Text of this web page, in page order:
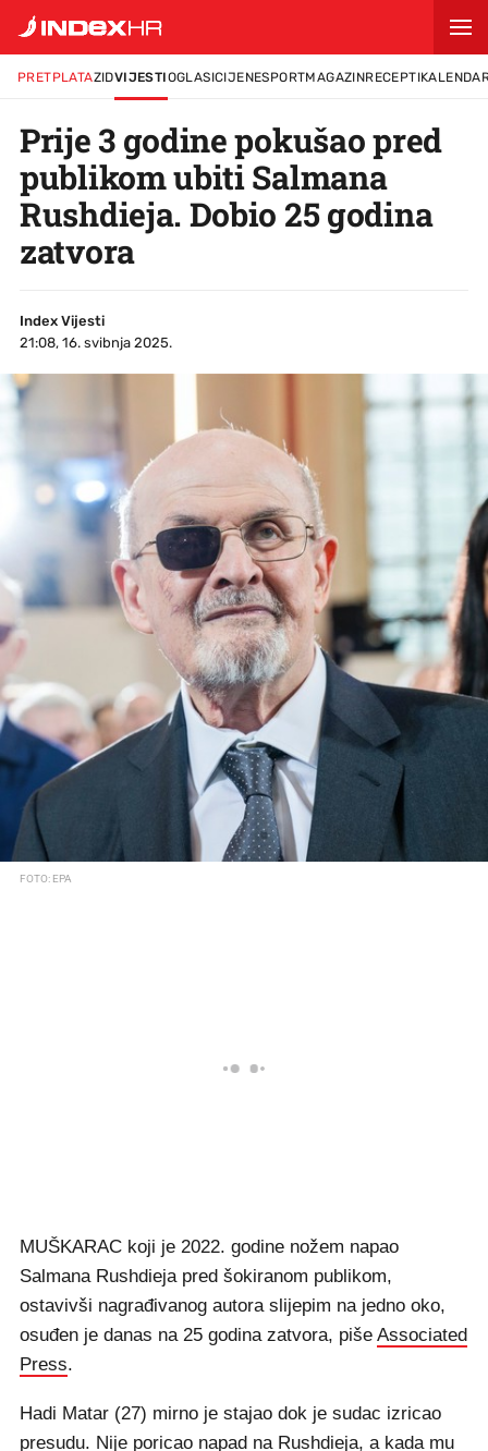
PRETPLATAZIDVIJESTIOGLASICIJENESPORTMAGAZINRECEPTI
Prije 3 godine pokušao pred
publikom ubiti Salmana
Rushdieja. Dobio 25 godina
zatvora
Index Vijesti
21:08, 16. svibnja 2025.
FOTO: EPA
MUŠKARAC koji je 2022. godine nožem napao
Salmana Rushdieja pred šokiranom publikom,
ostavivši nagrađivanog autora slijepim na jedno oko,
osuđen je danas na 25 godina zatvora, piše Associated
Press.
Hadi Matar (27) mirno je stajao dok je sudac izricao
presudu. Nije poricao napad na Rushdieja, a kada mu